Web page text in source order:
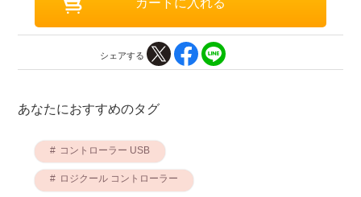
シェアする
あなたにおすすめのタグ
コントローラー USB
ロジクール コントローラー